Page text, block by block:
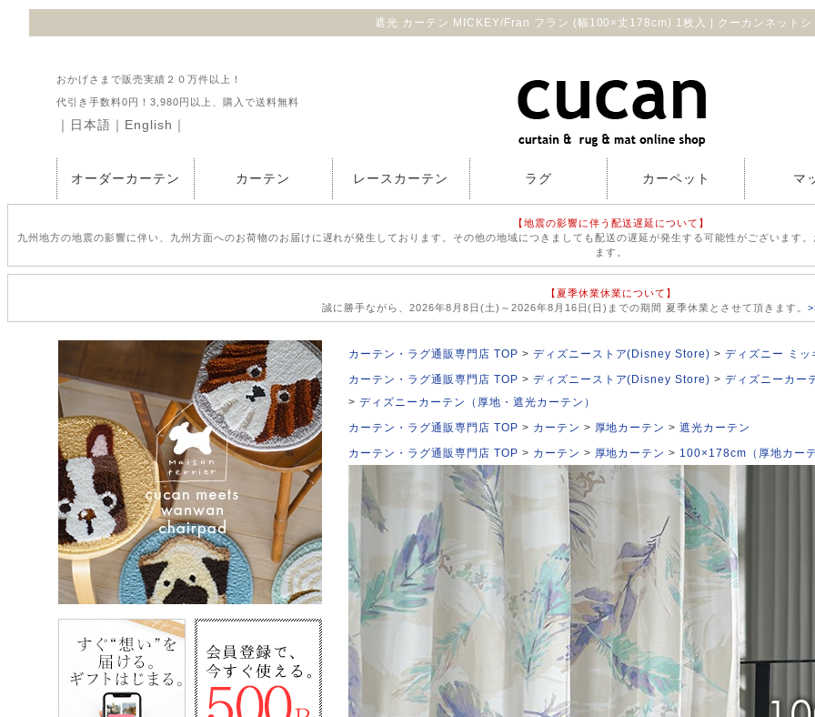
遮光 カーテン MICKEY/Fran フラン (幅100×丈178cm) 1枚入 | クーカンネットシ
おかげさまで販売実績２０万件以上！
代引き手数料0円！3,980円以上、購入で送料無料
｜ 日本語 ｜ English ｜
オーダーカーテン カーテン レースカーテン ラグ カーペット マ
【地震の影響に伴う配送遅延について】
九州地方の地震の影響に伴い、九州方面へのお荷物のお届けに遅れが発生しております。その他の地域につきましても配送の遅延が発生する可能性がございます
ます。
【夏季休業休業について】
誠に勝手ながら、2026年8月8日(土)～2026年8月16日(日)までの期間 夏季休業とさせて頂きます。
カーテン・ラグ通販専門店 TOP ディズニーストア(Disney Store)
ディズニー ミ
カーテン・ラグ通販専門店 TOP
ディズニーストア(Disney Store)
ディズニーカー
ディズニーカーテン（厚地・遮光カーテン）
カーテン・ラグ通販専門店 TOP
カーテン 厚地カーテン
遮光カーテン
カーテン・ラグ通販専門店 TOP
カーテン 厚地カーテン 100×178cm（厚地カー